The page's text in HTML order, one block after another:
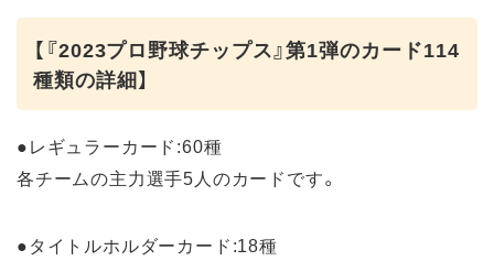
【『2023プロ野球チップス』第1弾のカード114
種類の詳細】
●レギュラーカード:60種
各チームの主力選手5人のカードです。
●タイトルホルダーカード:18種